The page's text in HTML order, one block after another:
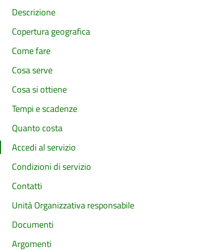
Descrizione
Copertura geografica
Come fare
Cosa serve
Cosa si ottiene
Tempi e scadenze
Quanto costa
Accedi al servizio
Condizioni di servizio
Contatti
Unità Organizzativa responsabile
Documenti
Argomenti